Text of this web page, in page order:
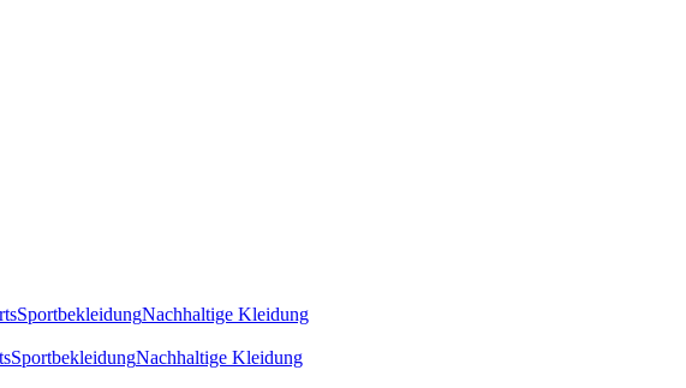
SportbekleidungNachhaltige Kleidung
SportbekleidungNachhaltige Kleidung